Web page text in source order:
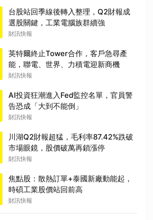
台股站回季線後轉入整理，Q2財報成
選股關鍵，工業電腦族群續強
財訊快報
英特爾終止Tower合作，客戶急尋產
能，聯電、世界、力積電迎新商機
財訊快報
AI投資狂潮進入Fed監控名單，官員警
告恐成「大到不能倒」
財訊快報
川湖Q2財報超猛，毛利率87.42%跌破
市場眼鏡，股價破萬再鎖漲停
財訊快報
焦點股：散熱訂單+泰國新廠動能起，
時碩工業股價站回前高
財訊快報
取消